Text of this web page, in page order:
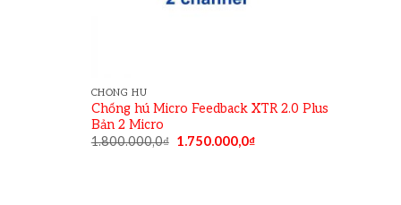
CHỐNG HÚ
Chống hú Micro Feedback XTR 2.0 Plus
Bản 2 Micro
1.800.000,0₫ 1.750.000,0₫